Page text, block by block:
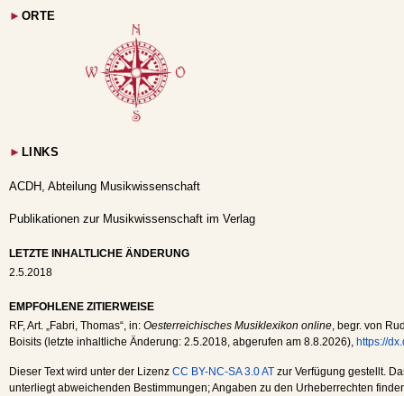
► ORTE
► LINKS
ACDH, Abteilung Musikwissenschaft
Publikationen zur Musikwissenschaft im Verlag
LETZTE INHALTLICHE ÄNDERUNG
2.5.2018
EMPFOHLENE ZITIERWEISE
RF, Art. „Fabri, Thomas“, in: Oesterreichisches Musiklexikon online , begr. von
Boisits (letzte inhaltliche Änderung: 2.5.2018 , abgerufen am 8.8.2026), https://
Dieser Text wird unter der Lizenz CC BY-NC-SA 3.0 AT zur Verfügung gestellt.
unterliegt abweichenden Bestimmungen; Angaben zu den Urheberrechten